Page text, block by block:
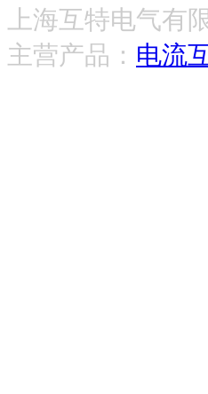
上海互特电气有
主营产品： 电流